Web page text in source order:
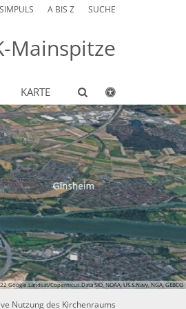
A BIS Z SUCHE
Mainspitze
KARTE
Google.Landsat/Copernicus.Data SIO, NOAA, US.S.Navy, NGA, GEBCO
Nutzung des Kirchenraums